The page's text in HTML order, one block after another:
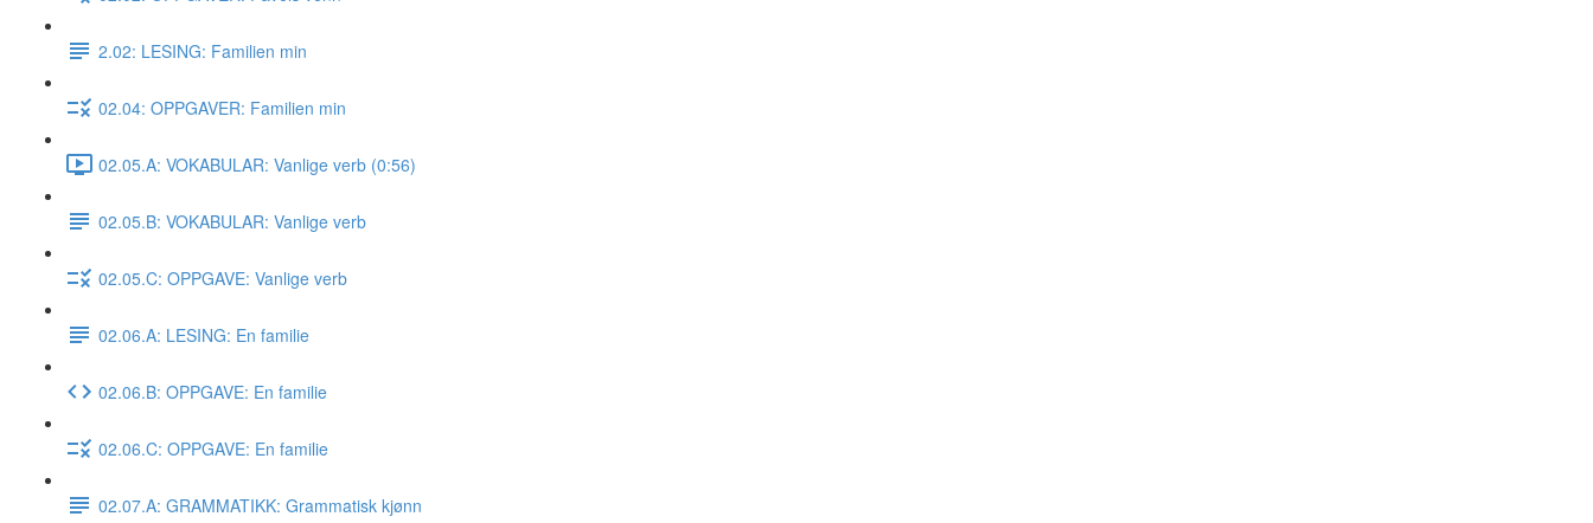
2.02: LESING: Familien min
02.04: OPPGAVER: Familien min
02.05.A: VOKABULAR: Vanlige verb (0:56)
02.05.B: VOKABULAR: Vanlige verb
02.05.C: OPPGAVE: Vanlige verb
02.06.A: LESING: En familie
02.06.B: OPPGAVE: En familie
02.06.C: OPPGAVE: En familie
02.07.A: GRAMMATIKK: Grammatisk kjønn